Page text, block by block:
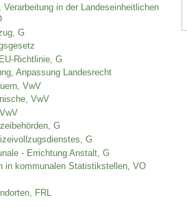
Verarbeitung in der Landeseinheitlichen
G
Richtlinie, G
Anpassung Landesrecht
VwV
VwV
G
G
- Errichtung Anstalt, G
in kommunalen Statistikstellen, VO
FRL